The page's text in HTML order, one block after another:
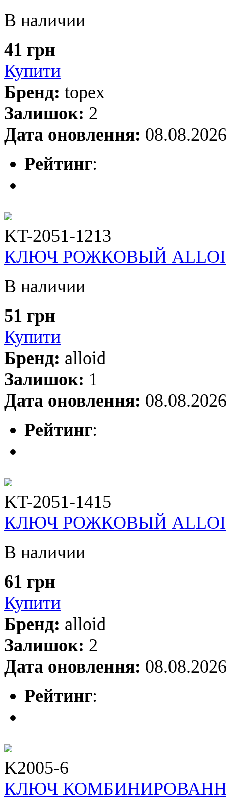
В наличии
41 грн
Купити
Бренд: topex
Залишок: 2
Дата оновлення:
Рейтинг:
KT-2051-1213
КЛЮЧ РОЖКОВЫЙ
В наличии
51 грн
Купити
Бренд: alloid
Залишок: 1
Дата оновлення:
Рейтинг:
KT-2051-1415
КЛЮЧ РОЖКОВЫЙ
В наличии
61 грн
Купити
Бренд: alloid
Залишок: 2
Дата оновлення:
Рейтинг:
K2005-6
КЛЮЧ